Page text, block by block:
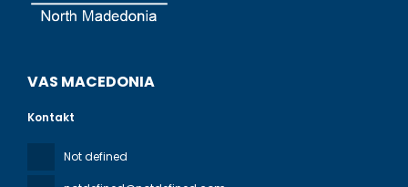
VAS MACEDONIA
Kontakt
Not defined